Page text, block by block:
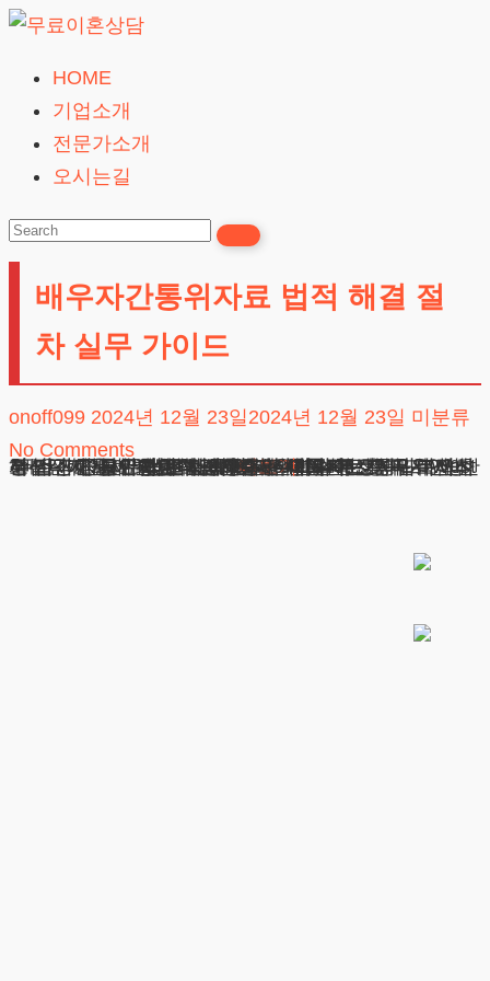
Skip
content
상
HOME
기업소개
전문가소개
오시는길
배우자간통위자료 법적 해결 절
차 실무 가이드
onoff099 2024년 12월 23일 2024년 12월 23일 미분류
No Comments
배우자간통위자료 법적 해결 절차 실무 가이드 안녕하십니까? 법무법인 테헤란 가사전담 변호사입니다. 부부관계에서 발생하는 신뢰 파괴 문제는 매우 복잡하고 민감한 사안입니다. 특히 배우자의 부정행위로 인한 정신적 고통에 대한 보상청구는 법률적으로 매우 세심한 접근이 필요합니다. 배우자간통위자료청구 사건에서 가장 중요한 것은 제3자더보기
상호 : 법무법인 테헤란
사업자 : 589-86-01340
대표자 : 이수학
주소 : 서울시 강남구 테헤란로 420, KT선릉타워West 9층
광고책임변호사 : 이수학